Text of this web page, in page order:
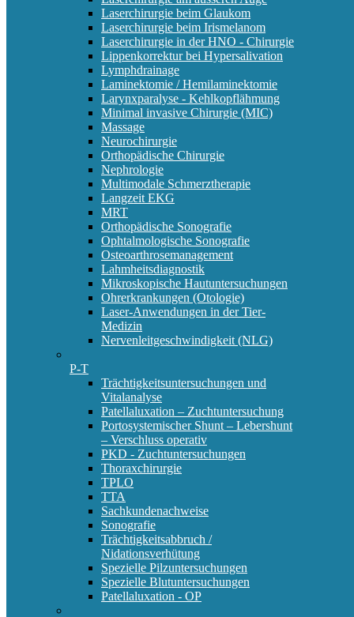
Laserchirurgie beim Glaukom
Laserchirurgie beim Irismelanom
Laserchirurgie in der HNO - Chirurgie
Lippenkorrektur bei Hypersalivation
Lymphdrainage
Laminektomie / Hemilaminektomie
Larynxparalyse - Kehlkopflähmung
Minimal invasive Chirurgie (MIC)
Massage
Neurochirurgie
Orthopädische Chirurgie
Nephrologie
Multimodale Schmerztherapie
Langzeit EKG
MRT
Orthopädische Sonografie
Ophtalmologische Sonografie
Osteoarthrosemanagement
Lahmheitsdiagnostik
Mikroskopische Hautuntersuchungen
Ohrerkrankungen (Otologie)
Laser-Anwendungen in der Tier-
Medizin
Nervenleitgeschwindigkeit (NLG)
P-T
Trächtigkeitsuntersuchungen und
Vitalanalyse
Patellaluxation – Zuchtuntersuchung
Portosystemischer Shunt – Lebershunt
– Verschluss operativ
PKD - Zuchtuntersuchungen
Thoraxchirurgie
TPLO
TTA
Sachkundenachweise
Sonografie
Trächtigkeitsabbruch /
Nidationsverhütung
Spezielle Pilzuntersuchungen
Spezielle Blutuntersuchungen
Patellaluxation - OP